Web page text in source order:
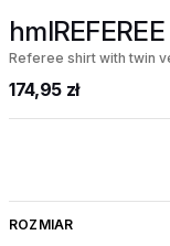
Referee shirt with twin
174,95 zł
ROZMIAR